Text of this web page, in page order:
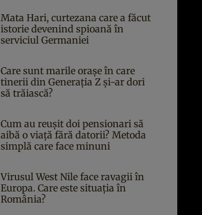
Mata Hari, curtezana care a făcut
istorie devenind spioană în
serviciul Germaniei
Care sunt marile orașe în care
tinerii din Generația Z și-ar dori
să trăiască?
Cum au reușit doi pensionari să
aibă o viață fără datorii? Metoda
simplă care face minuni
Virusul West Nile face ravagii în
Europa. Care este situația în
România?